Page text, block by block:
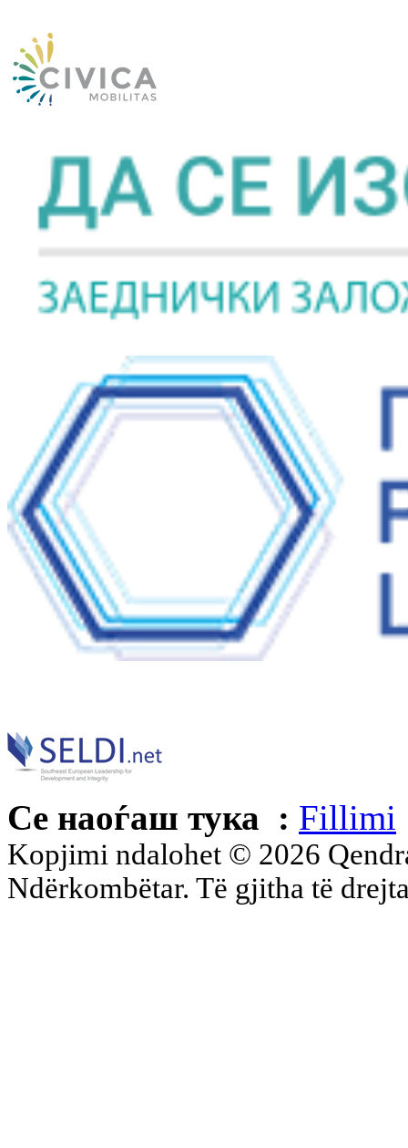
Се наоѓаш тука : Fillimi
Kopjimi ndalohet © 2026
Ndërkombëtar. Të gjitha të